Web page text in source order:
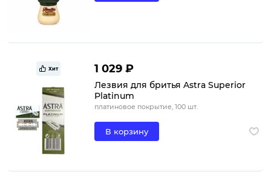
Хит 1 029 ₽
Лезвия для бритья Astra Superior
Platinum
платиновое покрытие, 100 шт.
В корзину